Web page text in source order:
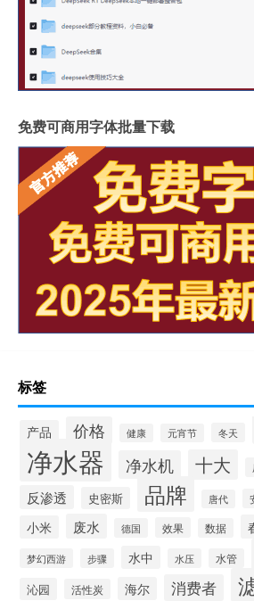
免费可商用字体批量下载
标签
产品 价格 健康 元宵节 冬天
净水器 净水机 十大
反渗透 史密斯 品牌 唐代
小米
废水 德国 效果 数据
梦幻西游 步骤 水中 水压 水管
沁园 活性炭 海尔 消费者